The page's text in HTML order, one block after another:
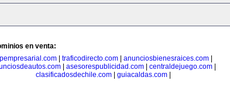
en venta:
traficodirecto.com anunciosbienesraices.com
| asesorespublicidad.com| centraldejuego.com|
clasificadosdechile.com| guiacaldas.com|